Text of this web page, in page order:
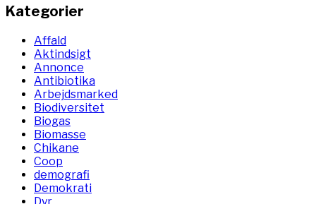
Kategorier
Affald
Aktindsigt
Annonce
Antibiotika
Arbejdsmarked
Biodiversitet
Biogas
Biomasse
Chikane
Coop
demografi
Demokrati